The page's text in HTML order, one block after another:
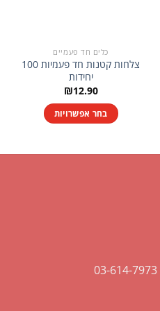
כלים חד פעמיים
צלחות קטנות חד פעמיות 100
יחידות
₪12.90
בחר אפשרויות